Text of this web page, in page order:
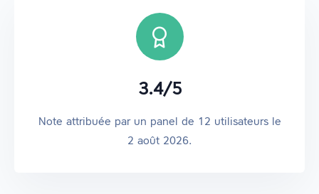
3.4/5
Note attribuée par un panel de 12 utilisateurs le
2 août 2026.